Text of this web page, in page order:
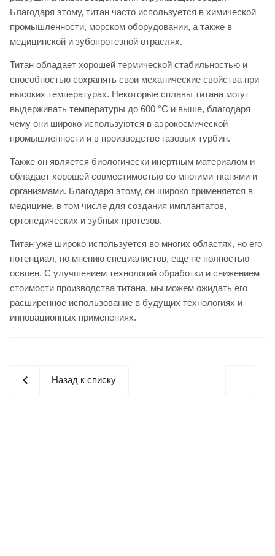
Благодаря этому, титан часто используется в химической
промышленности, морском оборудовании, а также в
медицинской и зубопротезной отраслях.
Титан обладает хорошей термической стабильностью и
способностью сохранять свои механические свойства при
высоких температурах. Некоторые сплавы титана могут
выдерживать температуры до 600 °C и выше, благодаря
чему они широко используются в аэрокосмической
промышленности и в производстве газовых турбин.
Также он является биологически инертным материалом и
обладает хорошей совместимостью со многими тканями и
организмами. Благодаря этому, он широко применяется в
медицине, в том числе для создания имплантатов,
ортопедических и зубных протезов.
Титан уже широко используется во многих областях, но его
потенциал, по мнению специалистов, еще не полностью
освоен. С улучшением технологий обработки и снижением
стоимости производства титана, мы можем ожидать его
расширенное использование в будущих технологиях и
инновационных применениях.
Назад к списку